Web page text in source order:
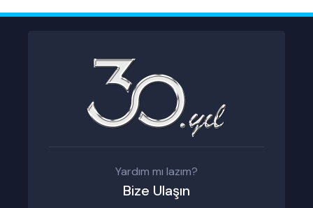
Yardım mı lazım?
Bize Ulaşın